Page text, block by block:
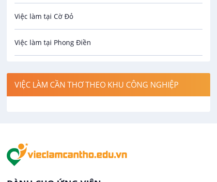
Công nghệ sinh học
Công nghệ thực phẩm
Điện / Điện tử / Điện lạnh
Hàng hải / Hàng không
In ấn / Xuất bản
Kế toán
Việc làm tại Cờ Đỏ
Việc làm tại Phong Điền
Việc làm tại Cái Khế
Việc làm tại An Bình
VIỆC LÀM CẦN THƠ THEO KHU CÔNG NGHIỆP